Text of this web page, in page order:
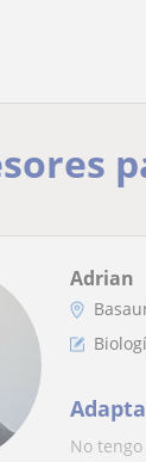
Adrian
No